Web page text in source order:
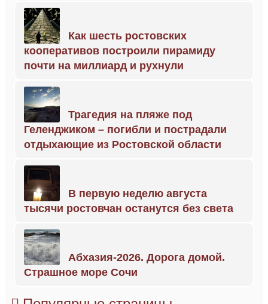
Как шесть ростовских
кооперативов построили пирамиду
почти на миллиард и рухнули
Трагедия на пляже под
Геленджиком – погибли и пострадали
отдыхающие из Ростовской области
В первую неделю августа
тысячи ростовчан останутся без света
Абхазия-2026. Дорога домой.
Страшное море Сочи